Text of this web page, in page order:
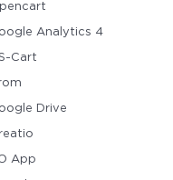
Analytics 4
Cart
Drive
App